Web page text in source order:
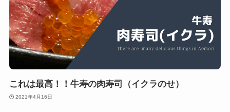
これは最高！！牛寿の肉寿司（イクラのせ）
2021年4月16日